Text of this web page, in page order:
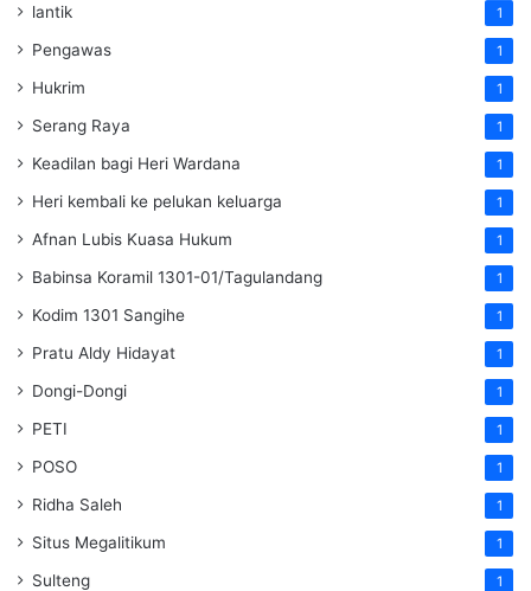
lantik 1
Pengawas 1
Hukrim 1
Serang Raya 1
Keadilan bagi Heri Wardana 1
Heri kembali ke pelukan keluarga 1
Afnan Lubis Kuasa Hukum 1
Babinsa Koramil 1301-01/Tagulandang 1
Kodim 1301 Sangihe 1
Pratu Aldy Hidayat 1
Dongi-Dongi 1
PETI 1
POSO 1
Ridha Saleh 1
Situs Megalitikum 1
Sulteng 1